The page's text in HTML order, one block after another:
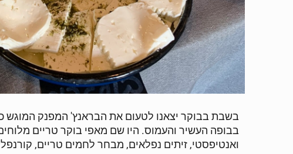
בשבת בבוקר יצאנו לטעום את הבראנץ' המפנק המוגש
בבופה העשיר והעמוס. היו שם מאפי בוקר טריים
ואנטיפסטי, זיתים נפלאים, מבחר לחמים טריים,